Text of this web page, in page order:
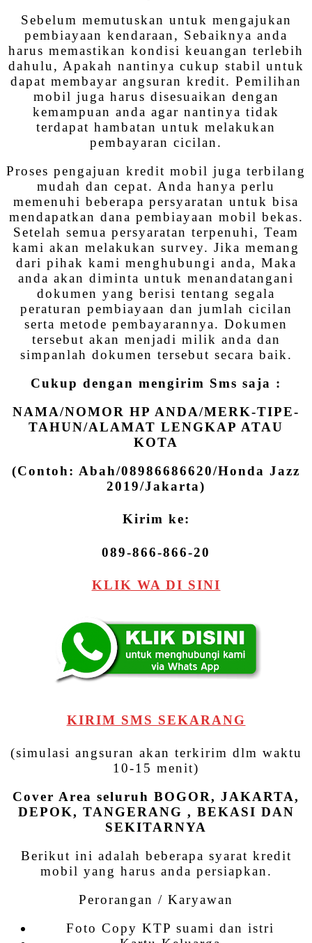
Sebelum memutuskan untuk mengajukan
pembiayaan kendaraan, Sebaiknya anda
harus memastikan kondisi keuangan terlebih
dahulu, Apakah nantinya cukup stabil untuk
dapat membayar angsuran kredit. Pemilihan
mobil juga harus disesuaikan dengan
kemampuan anda agar nantinya tidak
terdapat hambatan untuk melakukan
pembayaran cicilan.
Proses pengajuan kredit mobil juga terbilang
mudah dan cepat. Anda hanya perlu
memenuhi beberapa persyaratan untuk bisa
mendapatkan dana pembiayaan mobil bekas.
Setelah semua persyaratan terpenuhi, Team
kami akan melakukan survey. Jika memang
dari pihak kami menghubungi anda, Maka
anda akan diminta untuk menandatangani
dokumen yang berisi tentang segala
peraturan pembiayaan dan jumlah cicilan
serta metode pembayarannya. Dokumen
tersebut akan menjadi milik anda dan
simpanlah dokumen tersebut secara baik.
Cukup dengan mengirim Sms saja :
NAMA/NOMOR HP ANDA/MERK-TIPE-
TAHUN/ALAMAT LENGKAP ATAU
KOTA
(Contoh: Abah/08986686620/Honda Jazz
2019/Jakarta)
Kirim ke:
089-866-866-20
KLIK WA DI SINI
KIRIM SMS SEKARANG
(simulasi angsuran akan terkirim dlm waktu
10-15 menit)
Cover Area seluruh BOGOR, JAKARTA,
DEPOK, TANGERANG , BEKASI DAN
SEKITARNYA
Berikut ini adalah beberapa syarat kredit
mobil yang harus anda persiapkan.
Perorangan / Karyawan
Foto Copy KTP suami dan istri